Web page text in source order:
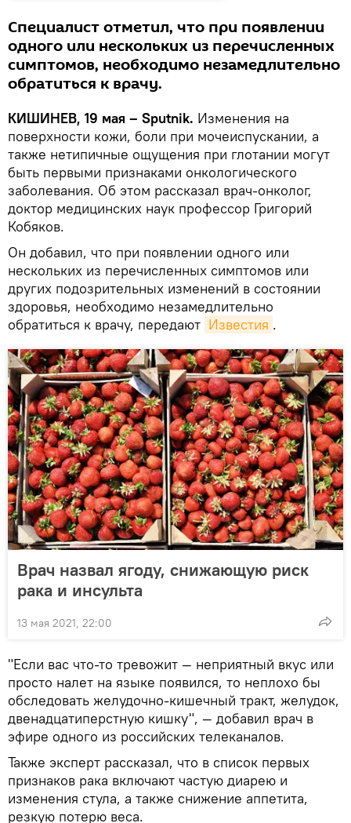
Специалист отметил, что при появлении
одного или нескольких из перечисленных
симптомов, необходимо незамедлительно
обратиться к врачу.
КИШИНЕВ, 19 мая – Sputnik. Изменения на
поверхности кожи, боли при мочеиспускании, а
также нетипичные ощущения при глотании могут
быть первыми признаками онкологического
заболевания. Об этом рассказал врач-онколог,
доктор медицинских наук профессор Григорий
Кобяков.
Он добавил, что при появлении одного или
нескольких из перечисленных симптомов или
других подозрительных изменений в состоянии
здоровья, необходимо незамедлительно
обратиться к врачу, передают Известия .
Врач назвал ягоду, снижающую риск
рака и инсульта
13 мая 2021, 22:00
"Если вас что-то тревожит — неприятный вкус или
просто налет на языке появился, то неплохо бы
обследовать желудочно-кишечный тракт, желудок,
двенадцатиперстную кишку", — добавил врач в
эфире одного из российских телеканалов.
Также эксперт рассказал, что в список первых
признаков рака включают частую диарею и
изменения стула, а также снижение аппетита,
резкую потерю веса.